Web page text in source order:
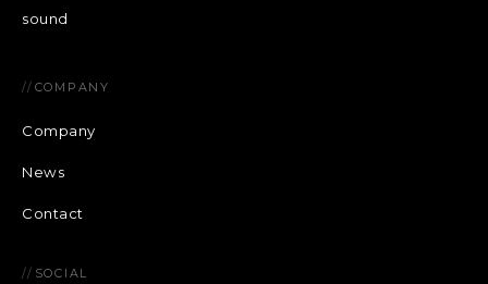
sound
// COMPANY
Company
News
Contact
// SOCIAL